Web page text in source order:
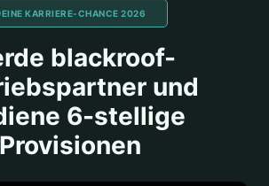
KARRIERE-CHANCE 2026
blackroof-
und
6-stellige
Provisionen